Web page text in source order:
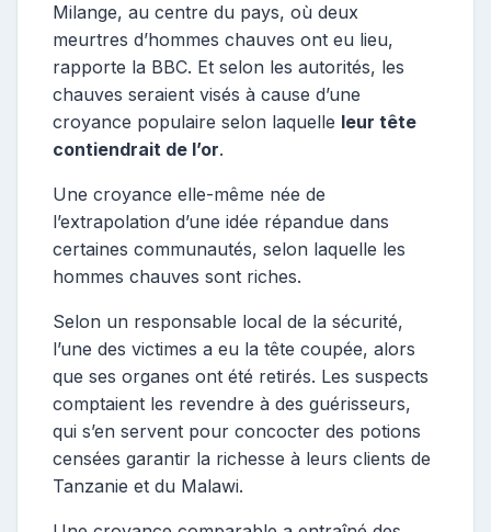
Milange, au centre du pays, où deux
meurtres d’hommes chauves ont eu lieu,
rapporte la BBC. Et selon les autorités, les
chauves seraient visés à cause d’une
croyance populaire selon laquelle leur tête
contiendrait de l’or.
Une croyance elle-même née de
l’extrapolation d’une idée répandue dans
certaines communautés, selon laquelle les
hommes chauves sont riches.
Selon un responsable local de la sécurité,
l’une des victimes a eu la tête coupée, alors
que ses organes ont été retirés. Les suspects
comptaient les revendre à des guérisseurs,
qui s’en servent pour concocter des potions
censées garantir la richesse à leurs clients de
Tanzanie et du Malawi.